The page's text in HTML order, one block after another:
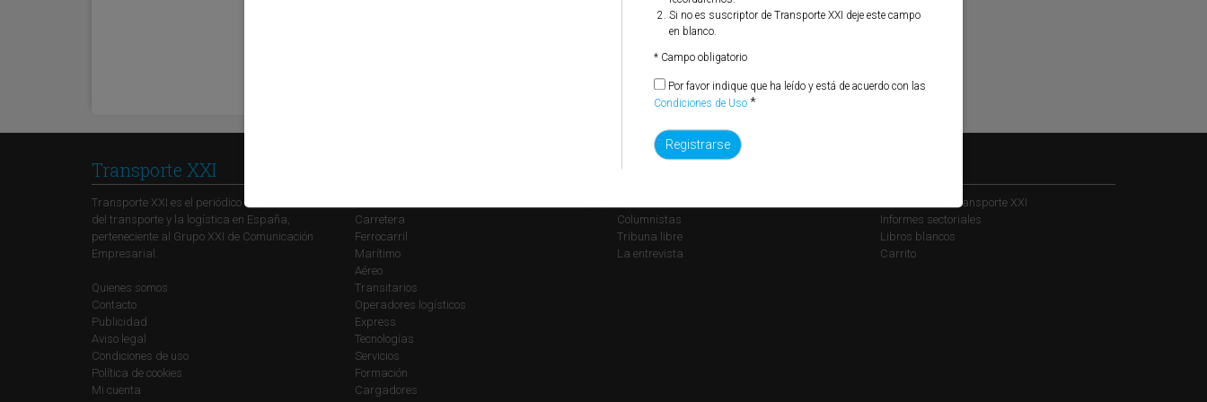
Por favor indique que ha leído y está de acuerdo con las
Transporte XXI
Transporte XXI es el periódico de referencia
del transporte y la logística en España,
perteneciente al Grupo XXI de Comunicación
Empresarial.
Quienes somos
Contacto
Publicidad
Aviso legal
Condiciones de uso
Política de cookies
Mi cuenta
Carretera
Ferrocarril
Marítimo
Aéreo
Transitarios
Operadores logísticos
Express
Tecnologías
Servicios
Formación
Cargadores
Opinión
Columnistas
Tribuna libre
La entrevista
Suscribirse a Transporte XXI
Informes sectoriales
Libros blancos
Carrito
Si no es suscriptor de Transporte XXI deje este campo
en blanco.
* Campo obligatorio
Por favor indique que ha leído y está de acuerdo con las
Condiciones de Uso *